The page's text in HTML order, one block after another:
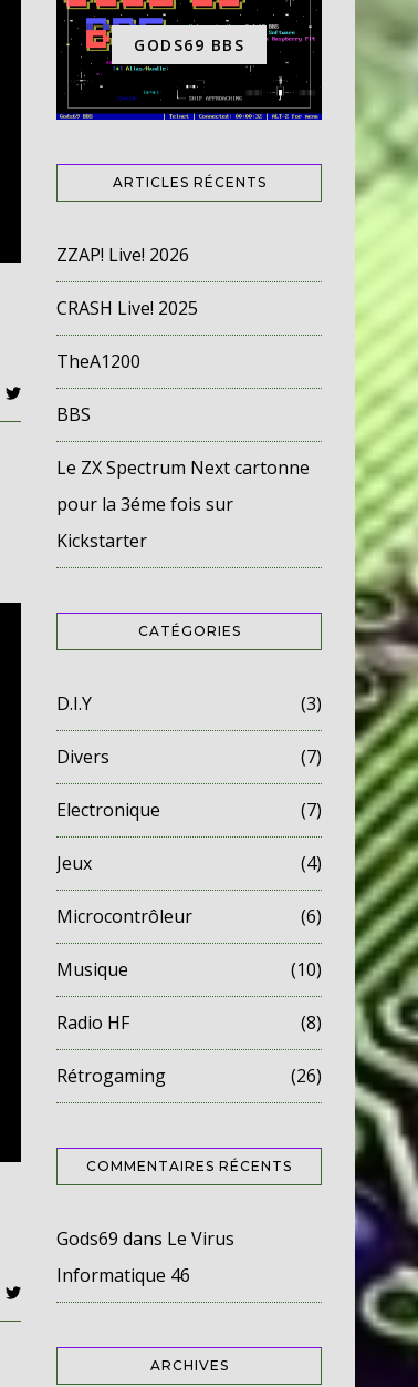
GODS69 BBS
ARTICLES RÉCENTS
ZZAP! Live! 2026
CRASH Live! 2025
TheA1200
BBS
Le ZX Spectrum Next cartonne
pour la 3éme fois sur
Kickstarter
CATÉGORIES
D.I.Y (3)
Divers (7)
Electronique (7)
Jeux (4)
Microcontrôleur (6)
Musique (10)
Radio HF (8)
Rétrogaming (26)
COMMENTAIRES RÉCENTS
Gods69 dans Le Virus
Informatique 46
ARCHIVES